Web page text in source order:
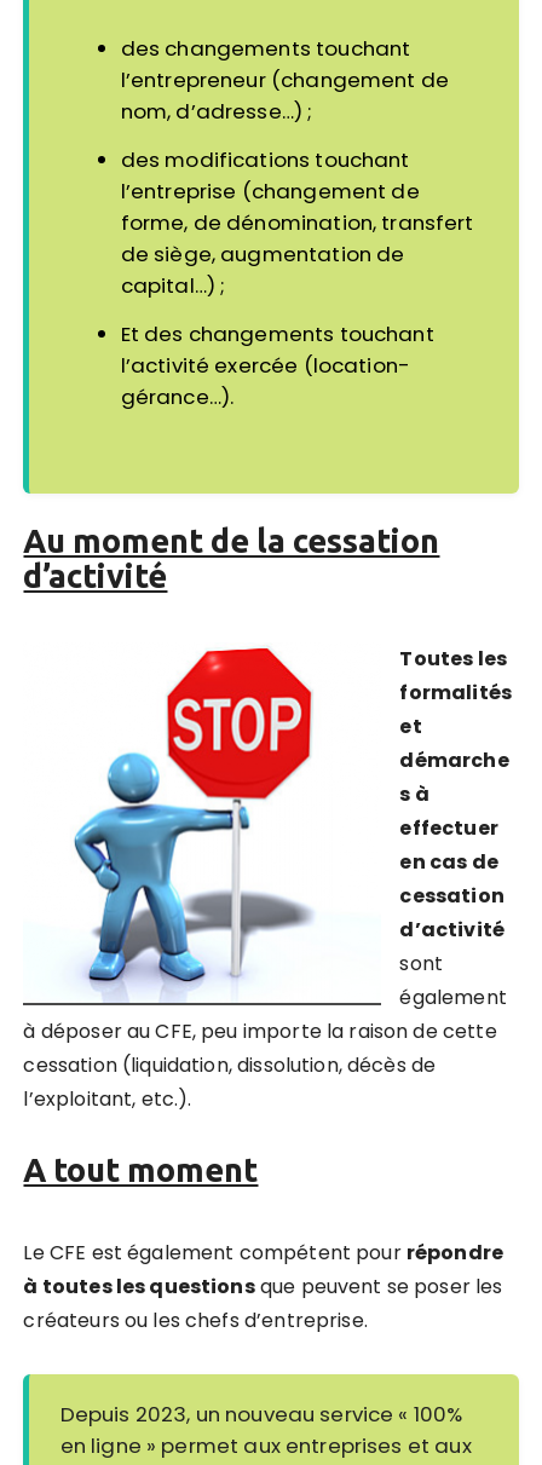
des changements touchant
l’entrepreneur (changement de
nom, d’adresse…) ;
des modifications touchant
l’entreprise (changement de
forme, de dénomination, transfert
de siège, augmentation de
capital…) ;
Et des changements touchant
l’activité exercée (location-
gérance…).
Au moment de la cessation
d’activité
Toutes les
formalités
et
démarche
s à
effectuer
en cas de
cessation
d’activité
sont
également
à déposer au CFE, peu importe la raison de cette
cessation (liquidation, dissolution, décès de
l’exploitant, etc.).
A tout moment
Le CFE est également compétent pour répondre
à toutes les questionsque peuvent se poser les
créateurs ou les chefs d’entreprise.
Depuis 2023, un nouveau service « 100%
en ligne » permet aux entreprises et aux